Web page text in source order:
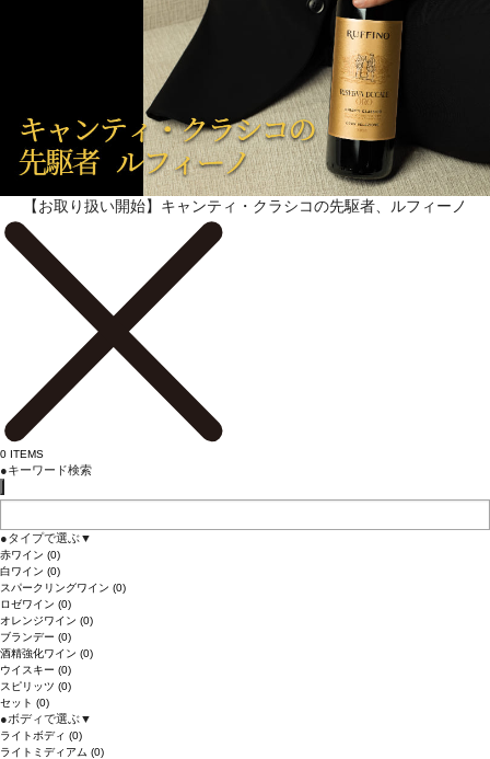
【お取り扱い開始】キャンティ・クラシコの先駆者、ルフィーノ
0 ITEMS
●キーワード検索
●タイプで選ぶ▼
赤ワイン (0)
白ワイン (0)
スパークリングワイン (0)
ロゼワイン (0)
オレンジワイン (0)
ブランデー (0)
酒精強化ワイン (0)
ウイスキー (0)
スピリッツ (0)
セット (0)
●ボディで選ぶ▼
ライトボディ (0)
ライトミディアム (0)